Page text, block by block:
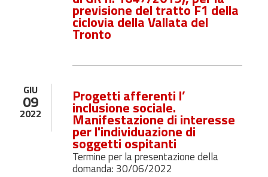
previsione del tratto F1 della
ciclovia della Vallata del
Tronto
GIU
09
2022
Progetti afferenti l’
inclusione sociale.
Manifestazione di interesse
per l'individuazione di
soggetti ospitanti
Termine per la presentazione della
domanda: 30/06/2022